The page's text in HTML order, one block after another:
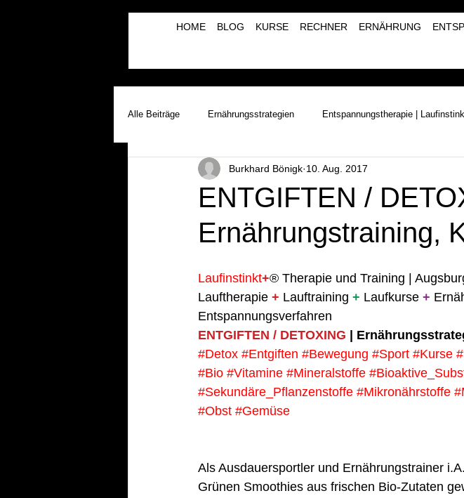
HOME BLOG KURSE RECHNER ERNÄHRUNG
Alle Beiträge Ernährungsstrategien Entspannungstherapie |
Laufinstinkt+® Therapie & Training Naturerlebnisse | Laufinstinkt+®
Lauftherapie+Musiktherapie | λBVRM
ENTGIFTEN /
Ernährungstraining,
Burkhard Bönigk 10. Aug. 2017
Laufinstinkt+® Therapie und Training |
Lauftherapie + Lauftraining + Laufkurse +
Entspannungsverfahren
ENTGIFTEN / DETOXING |
#Detox #Entgiften #Bewegung #Sport #Kurse
#Bio #Vitamine #Mineralstoffe
#Sekundäre_Pflanzenstoffe #Mikronährstoffe
#Obst #Gemüse
Als Ausdauersportler und Ernährungstrainer
Grünen Smoothies aus frischen Bio-Zutaten